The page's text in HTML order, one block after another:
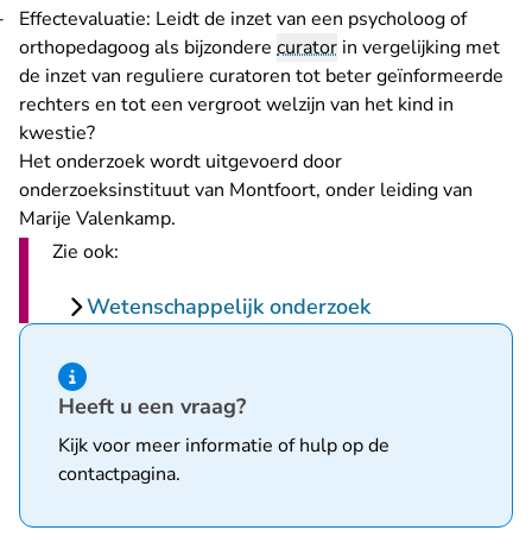
Effectevaluatie: Leidt de inzet van een psycholoog of
orthopedagoog als bijzondere curator in vergelijking met
de inzet van reguliere curatoren tot beter geïnformeerde
rechters en tot een vergroot welzijn van het kind in
kwestie?
Het onderzoek wordt uitgevoerd door
onderzoeksinstituut van Montfoort, onder leiding van
Marije Valenkamp.
Zie ook:
Wetenschappelijk onderzoek
Hint van type informatie
Heeft u een vraag?
Kijk voor meer informatie of hulp op de
contactpagina.